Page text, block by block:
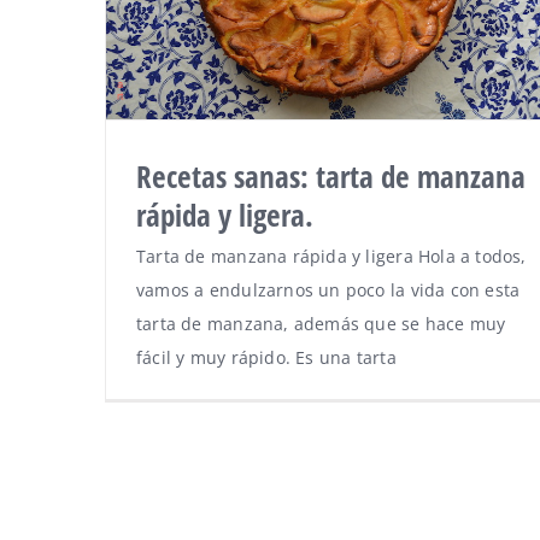
Recetas sanas: tarta de manzana
rápida y ligera.
Tarta de manzana rápida y ligera Hola a todos,
vamos a endulzarnos un poco la vida con esta
tarta de manzana, además que se hace muy
fácil y muy rápido. Es una tarta